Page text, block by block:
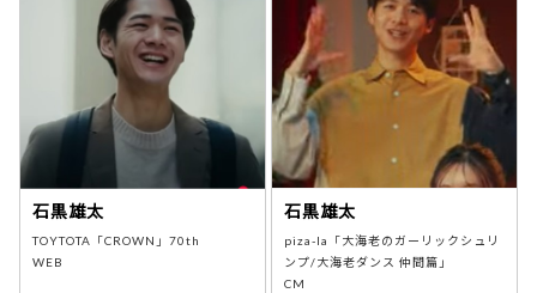
石黒雄太
TOYTOTA「CROWN」70th
WEB
石黒雄太
piza-la「大海老のガーリックシュリ
ンプ/大海老ダンス 仲間篇」
CM